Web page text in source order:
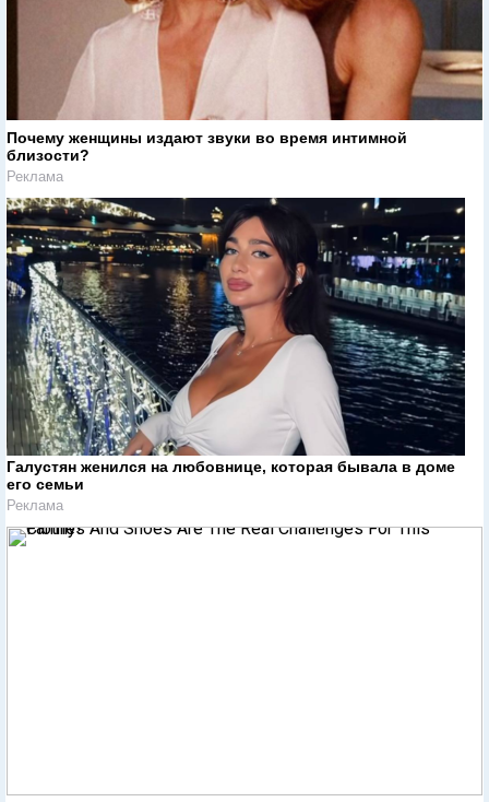
Почему женщины издают звуки во время интимной
близости?
Реклама
Галустян женился на любовнице, которая бывала в доме
его семьи
Реклама